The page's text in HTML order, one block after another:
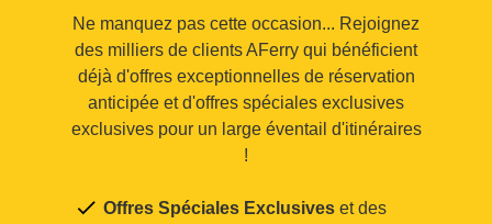
Ne manquez pas cette occasion... Rejoignez
des milliers de clients AFerry qui bénéficient
déjà d'offres exceptionnelles de réservation
anticipée et d'offres spéciales exclusives
exclusives pour un large éventail d'itinéraires
!
Offres Spéciales Exclusives et des